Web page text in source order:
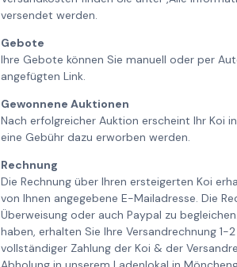
versendet werden.
Gebote
Ihre Gebote können Sie manuell oder per
angefügten Link.
Gewonnene Auktionen
Nach erfolgreicher Auktion erscheint Ihr Koi
eine Gebühr dazu erworben werden.
Rechnung
Die Rechnung über Ihren ersteigerten Koi
von Ihnen angegebene E-Mailadresse. Die
Überweisung oder auch Paypal zu
haben, erhalten Sie Ihre Versandrechnung
vollständiger Zahlung der Koi & der